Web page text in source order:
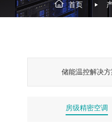
首页
储能温控解决方
房级精密空调